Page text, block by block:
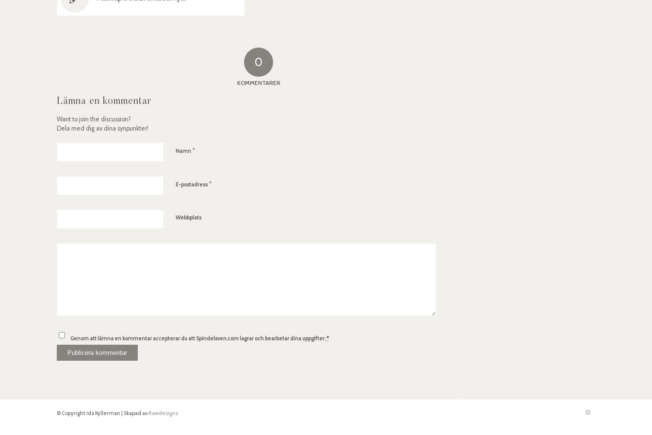
0
KOMMENTARER
Lämna en kommentar
Want to join the discussion?
Dela med dig av dina synpunkter!
Namn *
E-postadress*
Webbplats
Genom att lämna en kommentar accepterar du att Spindelsven.com lagrar och bearbetar dina uppgifter.*
© Copyright Ida Kyllerman | Skapad avRawdesigns